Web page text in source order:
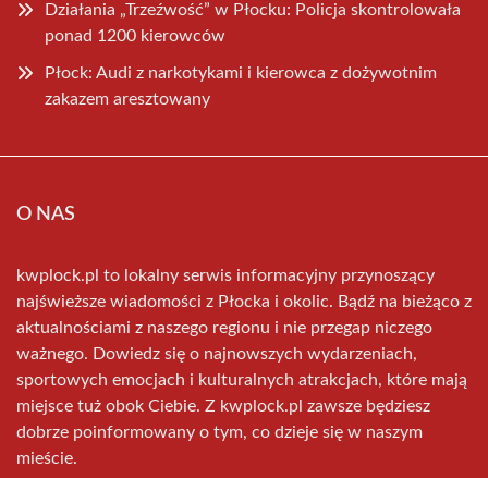
Działania „Trzeźwość” w Płocku: Policja skontrolowała
ponad 1200 kierowców
Płock: Audi z narkotykami i kierowca z dożywotnim
zakazem aresztowany
O NAS
kwplock.pl to lokalny serwis informacyjny przynoszący
najświeższe wiadomości z Płocka i okolic. Bądź na bieżąco z
aktualnościami z naszego regionu i nie przegap niczego
ważnego. Dowiedz się o najnowszych wydarzeniach,
sportowych emocjach i kulturalnych atrakcjach, które mają
miejsce tuż obok Ciebie. Z kwplock.pl zawsze będziesz
dobrze poinformowany o tym, co dzieje się w naszym
mieście.